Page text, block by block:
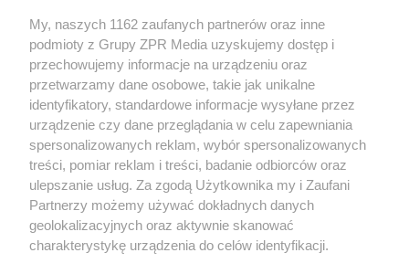
Żaden utwór zamieszczony w serwisie nie może być powielany i
rozpowszechniany lub dalej rozpowszechniany w jakikolwiek sposób (w
tym także elektroniczny lub mechaniczny) na jakimkolwiek polu
eksploatacji w jakiejkolwiek formie, włącznie z umieszczaniem w
Internecie bez pisemnej zgody właściciela praw. Jakiekolwiek użycie lub
wykorzystanie utworów w całości lub w części z naruszeniem prawa,
tzn. bez właściwej zgody, jest zabronione pod groźbą kary i może być
ścigane prawnie.
My, naszych 1162 zaufanych partnerów oraz inne
podmioty z Grupy ZPR Media uzyskujemy dostęp i
przechowujemy informacje na urządzeniu oraz
przetwarzamy dane osobowe, takie jak unikalne
identyfikatory, standardowe informacje wysyłane przez
urządzenie czy dane przeglądania w celu zapewniania
spersonalizowanych reklam, wybór spersonalizowanych
treści, pomiar reklam i treści, badanie odbiorców oraz
ulepszanie usług. Za zgodą Użytkownika my i Zaufani
Partnerzy możemy używać dokładnych danych
geolokalizacyjnych oraz aktywnie skanować
charakterystykę urządzenia do celów identyfikacji.